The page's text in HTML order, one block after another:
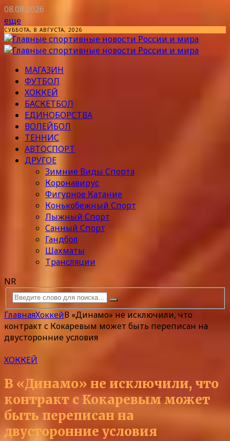
08.08.2026
еще
СУББОТА, 8 АВГУСТА, 2026
МАГАЗИН
ФУТБОЛ
ХОККЕЙ
БАСКЕТБОЛ
ЕДИНОБОРСТВА
ВОЛЕЙБОЛ
ТЕННИС
АВТОСПОРТ
ДРУГОЕ
Зимние Виды Спорта
Коронавирус
Фигурное Катание
Конькобежный Спорт
Лыжный Спорт
Санный Спорт
Гандбол
Шахматы
Трансляции
NR
ГлавнаяХоккейВ «Динамо» не исключили, что
контракт с Кокаревым может быть переписан на
двусторонние условия
ХОККЕЙ
В «Динамо» не исключили, что
контракт с Кокаревым может
быть переписан на
двусторонние условия